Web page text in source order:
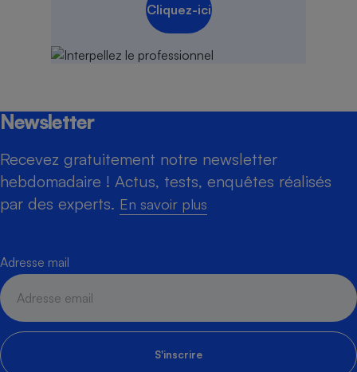
Cliquez-ici
Newsletter
Recevez gratuitement notre newsletter
hebdomadaire ! Actus, tests, enquêtes réalisés
par des experts. En savoir plus
Adresse mail
S'inscrire